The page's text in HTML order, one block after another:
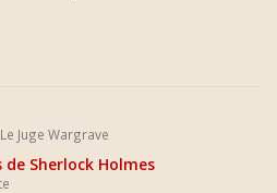
Le Juge Wargrave
Sherlock Holmes